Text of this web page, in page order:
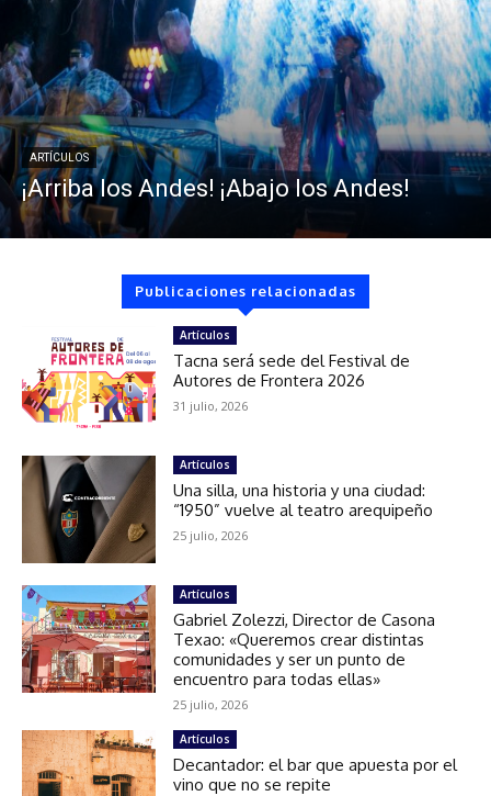
ARTÍCULOS
¡Arriba los Andes! ¡Abajo los Andes!
Publicaciones relacionadas
Artículos
Tacna será sede del Festival de
Autores de Frontera 2026
31 julio, 2026
Artículos
Una silla, una historia y una ciudad:
“1950” vuelve al teatro arequipeño
25 julio, 2026
Artículos
Gabriel Zolezzi, Director de Casona
Texao: «Queremos crear distintas
comunidades y ser un punto de
encuentro para todas ellas»
25 julio, 2026
Artículos
Decantador: el bar que apuesta por el
vino que no se repite